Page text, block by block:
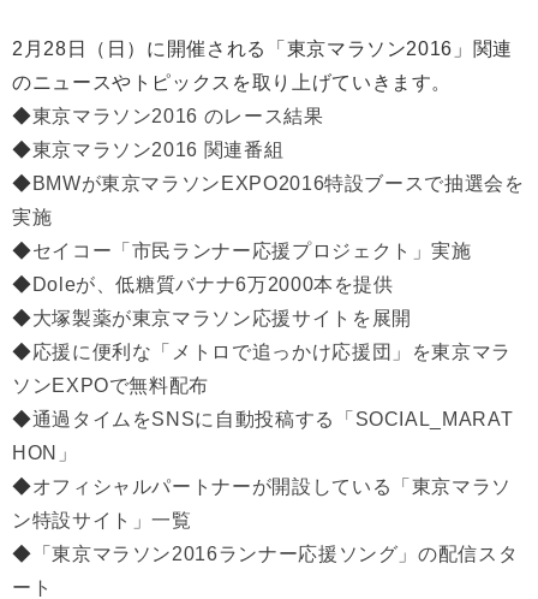
2月28日（日）に開催される「東京マラソン2016」関連
のニュースやトピックスを取り上げていきます。
◆東京マラソン2016 のレース結果
◆東京マラソン2016 関連番組
◆BMWが東京マラソンEXPO2016特設ブースで抽選会を
実施
◆セイコー「市民ランナー応援プロジェクト」実施
◆Doleが、低糖質バナナ6万2000本を提供
◆大塚製薬が東京マラソン応援サイトを展開
◆応援に便利な「メトロで追っかけ応援団」を東京マラ
ソンEXPOで無料配布
◆通過タイムをSNSに自動投稿する「SOCIAL_MARAT
HON」
◆オフィシャルパートナーが開設している「東京マラソ
ン特設サイト」一覧
◆ 「東京マラソン2016ランナー応援ソング」の配信スタ
ート